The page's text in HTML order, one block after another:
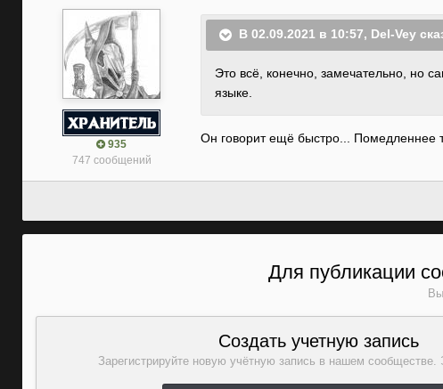
935
747 сообщений
В 02.09.2021 в 10:57, Del-Vey
Это всё, конечно, замечательно, но
языке.
Он говорит ещё быстро... Помедленнее
Для публикации
Создать учетную запись
Зарегистрируйте новую учётную запись в нашем сообществе.